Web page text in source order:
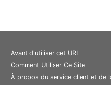
Avant d'utiliser cet URL
Comment Utiliser Ce Site
À propos du service client et de